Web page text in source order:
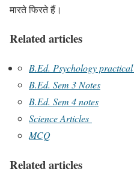
मारते फिरते हैं।
Related articles
B.Ed. Psychology practical
B.Ed. Sem 3 Notes
B.Ed. Sem 4 notes
Science Articles
MCQ
Related articles